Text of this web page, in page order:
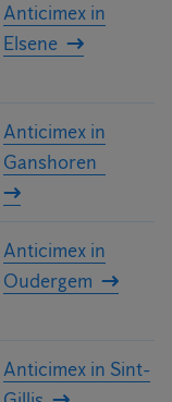
Anticimex in
Elsene
Anticimex in
Ganshoren
Anticimex in
Oudergem
Anticimex in Sint-